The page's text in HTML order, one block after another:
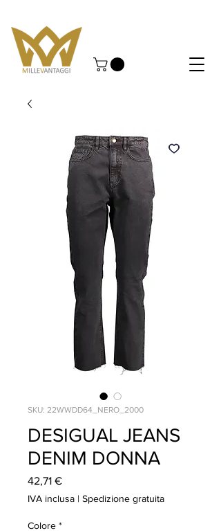
SKU: 22WWDD64_NERO_2000
DESIGUAL JEANS
DENIM DONNA
42,71 €Prezzo
IVA inclusa | Spedizione gratuita
Colore *